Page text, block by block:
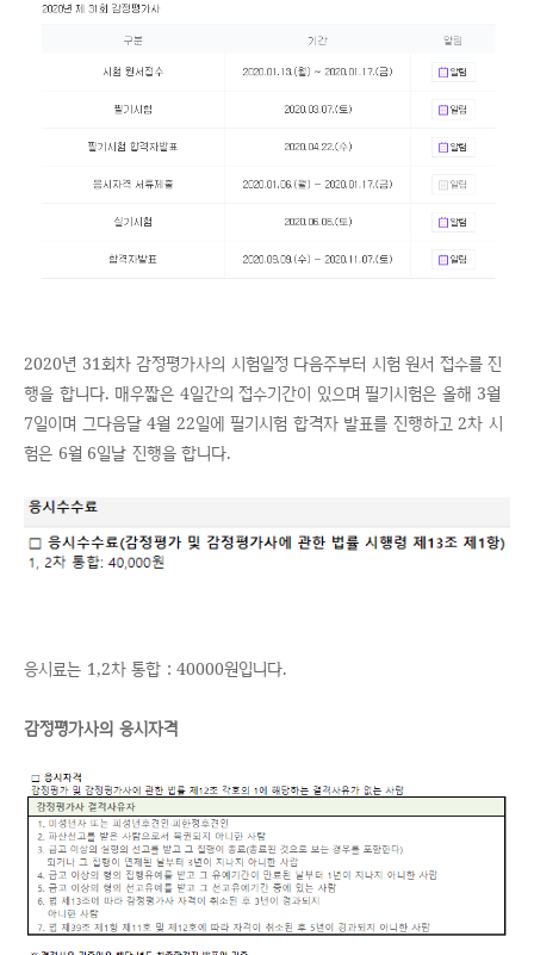
2020년 31회차 감정평가사의 시험일정 다음주부터 시험 원서 접수를 진
행을 합니다. 매우짧은 4일간의 접수기간이 있으며 필기시험은 올해 3월
7일이며 그다음달 4월 22일에 필기시험 합격자 발표를 진행하고 2차 시
험은 6월 6일날 진행을 합니다.
응시료는 1,2차 통합 : 40000원입니다.
감정평가사의 응시자격